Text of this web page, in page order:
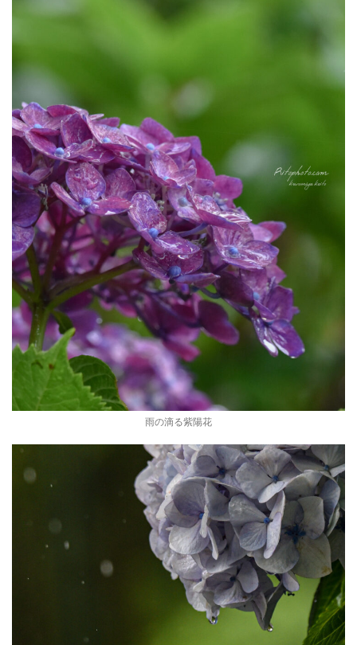
雨の滴る紫陽花